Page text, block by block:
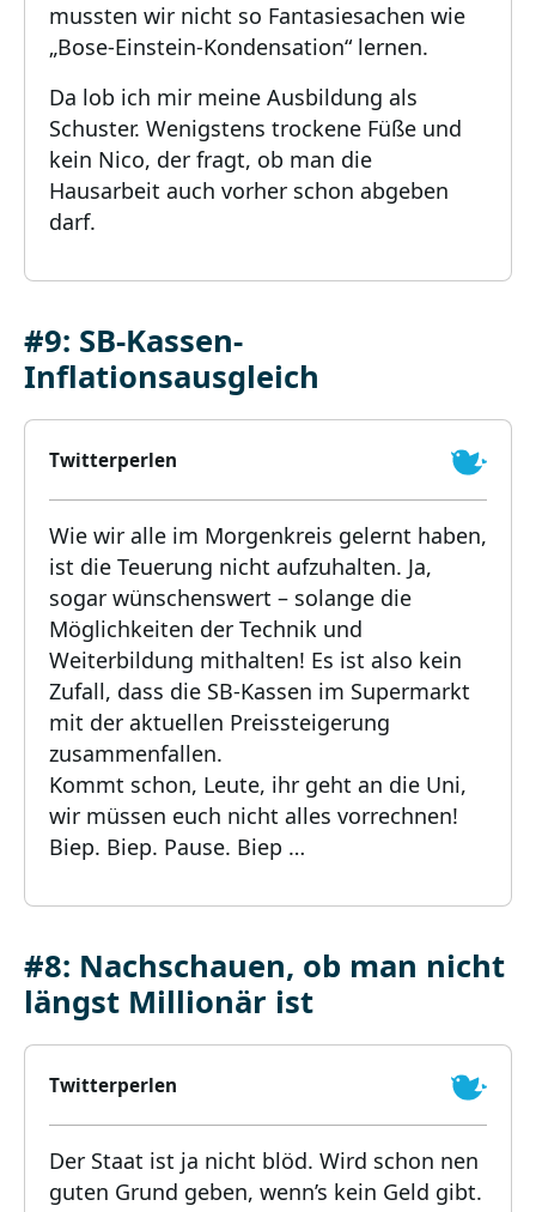
mussten wir nicht so Fantasiesachen wie
„Bose-Einstein-Kondensation“ lernen.
Da lob ich mir meine Ausbildung als
Schuster. Wenigstens trockene Füße und
kein Nico, der fragt, ob man die
Hausarbeit auch vorher schon abgeben
darf.
#9: SB-Kassen-
Inflationsausgleich
Twitterperlen
Wie wir alle im Morgenkreis gelernt haben,
ist die Teuerung nicht aufzuhalten. Ja,
sogar wünschenswert – solange die
Möglichkeiten der Technik und
Weiterbildung mithalten! Es ist also kein
Zufall, dass die SB-Kassen im Supermarkt
mit der aktuellen Preissteigerung
zusammenfallen.
Kommt schon, Leute, ihr geht an die Uni,
wir müssen euch nicht alles vorrechnen!
Biep. Biep. Pause. Biep …
#8: Nachschauen, ob man nicht
längst Millionär ist
Twitterperlen
Der Staat ist ja nicht blöd. Wird schon nen
guten Grund geben, wenn’s kein Geld gibt.